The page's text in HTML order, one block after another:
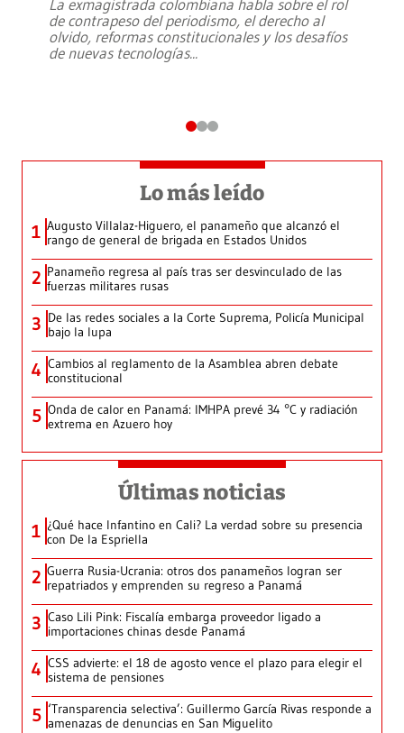
La exmagistrada colombiana habla sobre el rol
de contrapeso del periodismo, el derecho al
olvido, reformas constitucionales y los desafíos
de nuevas tecnologías...
Lo más leído
1 Augusto Villalaz-Higuero, el panameño que alcanzó el
rango de general de brigada en Estados Unidos
2 Panameño regresa al país tras ser desvinculado de las
fuerzas militares rusas
3 De las redes sociales a la Corte Suprema, Policía Municipal
bajo la lupa
4 Cambios al reglamento de la Asamblea abren debate
constitucional
5 Onda de calor en Panamá: IMHPA prevé 34 °C y radiación
extrema en Azuero hoy
Últimas noticias
1 ¿Qué hace Infantino en Cali? La verdad sobre su presencia
con De la Espriella
2 Guerra Rusia-Ucrania: otros dos panameños logran ser
repatriados y emprenden su regreso a Panamá
3 Caso Lili Pink: Fiscalía embarga proveedor ligado a
importaciones chinas desde Panamá
4 CSS advierte: el 18 de agosto vence el plazo para elegir el
sistema de pensiones
5 ‘Transparencia selectiva’: Guillermo García Rivas responde a
amenazas de denuncias en San Miguelito